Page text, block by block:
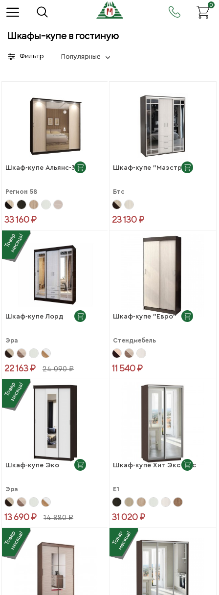
0
Шкафы-купе в гостиную
Фильтр Популярные
Шкаф-купе Альянс-3
Регион 58
33 160 ₽
Шкаф-купе "Маэстро"
Бтс
23 130 ₽
Шкаф-купе Лорд
Эра
22 163 ₽ 24 090 ₽
Шкаф-купе "Евро"
Стендмебель
11 540 ₽
Шкаф-купе Эко
Эра
13 690 ₽ 14 880 ₽
Шкаф-купе Хит Экспенс
Е1
31 020 ₽